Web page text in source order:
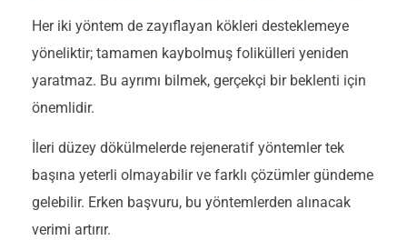
Her iki yöntem de zayıflayan kökleri desteklemeye
yöneliktir; tamamen kaybolmuş folikülleri yeniden
yaratmaz. Bu ayrımı bilmek, gerçekçi bir beklenti için
önemlidir.
İleri düzey dökülmelerde rejeneratif yöntemler tek
başına yeterli olmayabilir ve farklı çözümler gündeme
gelebilir. Erken başvuru, bu yöntemlerden alınacak
verimi artırır.